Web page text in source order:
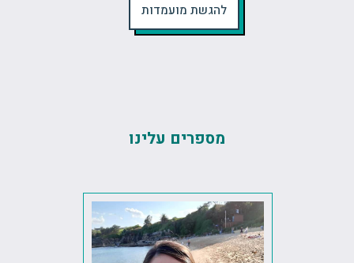
להגשת מועמדות
מספרים עלינו